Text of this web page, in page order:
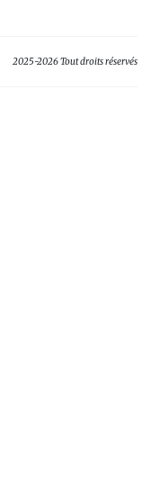
2025-2026 Tout droits réservés